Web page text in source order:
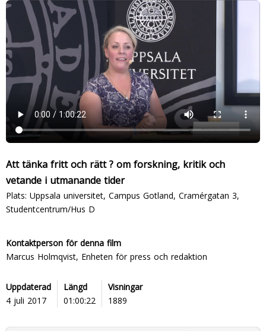
Att tänka fritt och rätt ? om forskning, kritik och
vetande i utmanande tider
Plats: Uppsala universitet, Campus Gotland, Cramérgatan 3,
Studentcentrum/Hus D
Kontaktperson för denna film
Marcus Holmqvist, Enheten för press och redaktion
Uppdaterad
4 juli 2017
Längd
01:00:22
Visningar
1889